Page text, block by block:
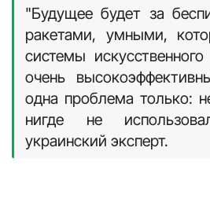
"Будущее будет за
ракетами, умными,
системы
очень
одна проблема только:
нигде не
украинский эксперт.